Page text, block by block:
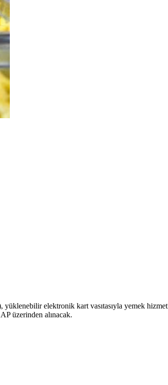
elektronik kart vasıtasıyla yemek
üzerinden alınacak.